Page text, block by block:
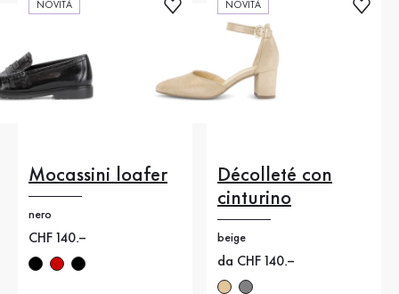
NOVITÀ
Mocassini loafer
nero
Nuovo prezzo
CHF 140.–
NOVITÀ
Décolleté con
cinturino
beige
Nuovo prezzo
da CHF 140.–